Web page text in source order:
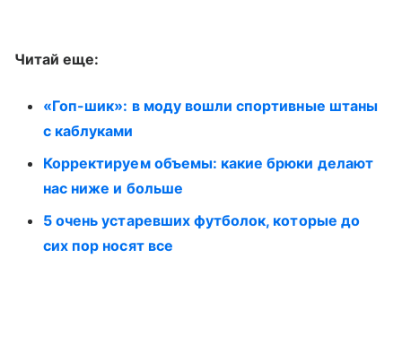
Читай еще:
«Гоп-шик»: в моду вошли спортивные штаны
с каблуками
Корректируем объемы: какие брюки делают
нас ниже и больше
5 очень устаревших футболок, которые до
сих пор носят все